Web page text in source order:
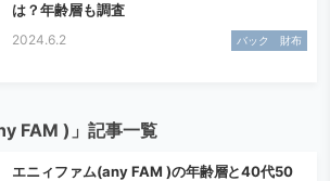
は？年齢層も調査
2024.6.2 バック 財布
FAM )」記事一覧
エニィファム(any FAM )の年齢層と40代50